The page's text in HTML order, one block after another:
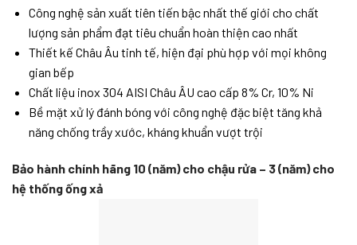
Công nghệ sản xuất tiên tiến bậc nhất thế giới cho chất
lượng sản phẩm đạt tiêu chuẩn hoàn thiện cao nhất
Thiết kế Châu Âu tinh tế, hiện đại phù hợp với mọi không
gian bếp
Chất liệu inox 304 AISI Châu ÂU cao cấp 8% Cr, 10% Ni
Bề mặt xử lý đánh bóng với công nghệ đặc biệt tăng khả
năng chống trầy xước, kháng khuẩn vượt trội
Bảo hành chính hãng 10 (năm) cho chậu rửa – 3 (năm) cho
hệ thống ống xả